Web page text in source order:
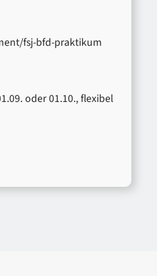
fsj-bfd-praktikum
oder 01.10., flexibel